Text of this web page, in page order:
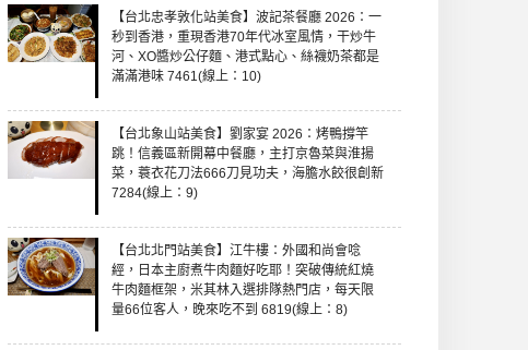
【台北忠孝敦化站美食】波記茶餐廳 2026：一
秒到香港，重現香港70年代冰室風情，干炒牛
河、XO醬炒公仔麵、港式點心、絲襪奶茶都是
滿滿港味 7461(線上：10)
【台北象山站美食】劉家宴 2026：烤鴨撐竿
跳！信義區新開幕中餐廳，主打京魯菜與淮揚
菜，蓑衣花刀法666刀見功夫，海膽水餃很創新
7284(線上：9)
【台北北門站美食】江牛樓：外國和尚會唸
經，日本主廚煮牛肉麵好吃耶！突破傳統紅燒
牛肉麵框架，米其林入選排隊熱門店，每天限
量66位客人，晚來吃不到 6819(線上：8)